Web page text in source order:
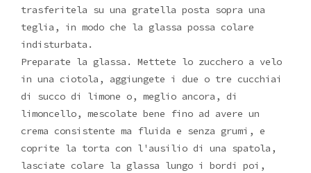
trasferitela su una gratella posta sopra una
teglia, in modo che la glassa possa colare
indisturbata.
Preparate la glassa. Mettete lo zucchero a velo
in una ciotola, aggiungete i due o tre cucchiai
di succo di limone o, meglio ancora, di
limoncello, mescolate bene fino ad avere un
crema consistente ma fluida e senza grumi, e
coprite la torta con l'ausilio di una spatola,
lasciate colare la glassa lungo i bordi poi,